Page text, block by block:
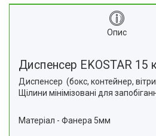
Опис
Диспенсер EKOSTAR 15
Диспенсер (бокс, контейнер,
Щілини мінімізовані для
Матеріал - Фанера 5мм